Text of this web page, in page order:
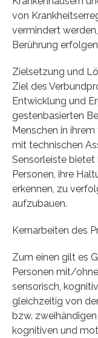
von
vermindert
Berührung
Zielsetzung und
Ziel des
Entwicklung und
gestenbasierten
Menschen in
mit technischen
Sensorleiste bietet
Personen, ihre
erkennen, zu
aufzubauen.
Kernarbeiten des
Zum einen gilt es
Personen mit/
sensorisch,
gleichzeitig von
bzw.
kognitiven und